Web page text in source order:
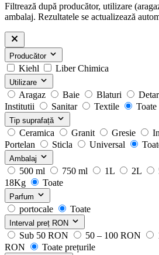
Filtrează după producător, utilizare
ambalaj. Rezultatele se actualizează
Producător
Kiehl Liber Chimica
Utilizare
Aragaz Baie Blaturi
Institutii
Sanitar Textile Toate
Tip suprafață
Ceramica Granit Gresie
Portelan
Sticla Universal
Ambalaj
500 ml 750 ml 1L 2L
18Kg
Toate
Parfum
portocale Toate
Interval preț RON
Sub 50 RON 50 – 100 RON
RON
Toate prețurile